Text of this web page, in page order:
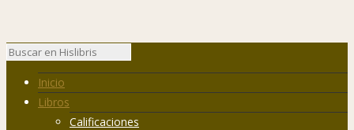
Inicio
Libros
Calificaciones